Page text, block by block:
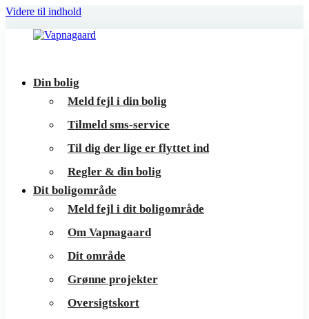
Videre til indhold
Vapnagaard
BoligerDin bolig
Meld fejl i din bolig
Tilmeld sms-service
Til dig der lige er flyttet ind
Regler & din bolig
Dit boligområde
Meld fejl i dit boligområde
Om Vapnagaard
Dit område
Grønne projekter
Oversigtskort